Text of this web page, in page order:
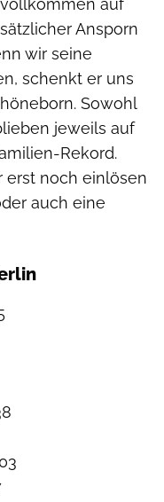
auf
Ansporn
wir seine
schenkt er uns
Sowohl
jeweils auf
Rekord.
erst noch einlösen
auch eine